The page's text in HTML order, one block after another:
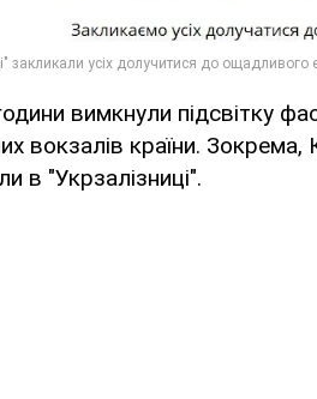
вимкнули підсвітку
вокзалів країни.
в "Укрзалізниці".